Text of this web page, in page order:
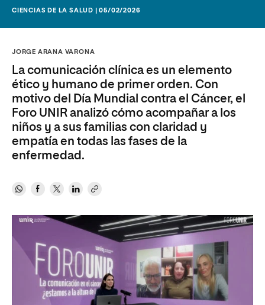
CIENCIAS DE LA SALUD | 05/02/2026
JORGE ARANA VARONA
La comunicación clínica es un elemento
ético y humano de primer orden. Con
motivo del Día Mundial contra el Cáncer, el
Foro UNIR analizó cómo acompañar a los
niños y a sus familias con claridad y
empatía en todas las fases de la
enfermedad.